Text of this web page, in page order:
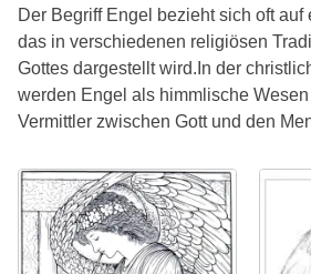
Der Begriff Engel bezieht sich oft auf
das in verschiedenen religiösen
Gottes dargestellt wird.In der
werden Engel als himmlische
Vermittler zwischen Gott und den